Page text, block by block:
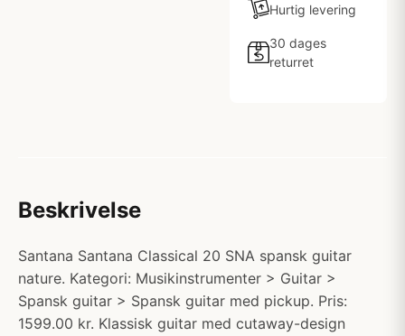
Hurtig levering
30 dages
returret
Beskrivelse
Santana Santana Classical 20 SNA spansk guitar
nature. Kategori: Musikinstrumenter > Guitar >
Spansk guitar > Spansk guitar med pickup. Pris:
1599.00 kr. Klassisk guitar med cutaway-design